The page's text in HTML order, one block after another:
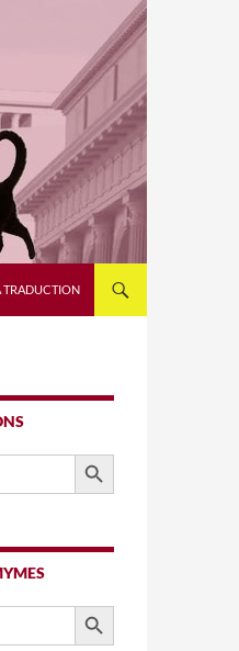
TRADUCTION
SEARCH BUTTON
SEARCH BUTTON